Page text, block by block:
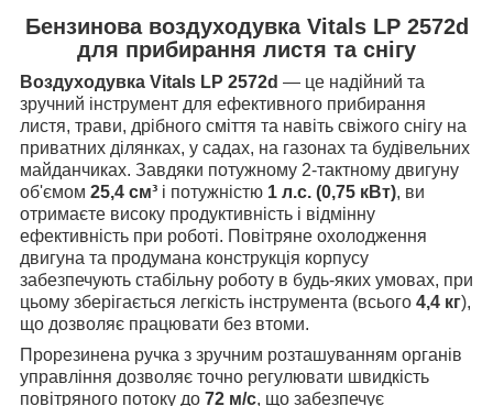
Бензинова воздуходувка Vitals LP 2572d
для прибирання листя та снігу
Воздуходувка Vitals LP 2572d — це надійний та
зручний інструмент для ефективного прибирання
листя, трави, дрібного сміття та навіть свіжого снігу на
приватних ділянках, у садах, на газонах та будівельних
майданчиках. Завдяки потужному 2-тактному двигуну
об'ємом 25,4 см³ і потужністю 1 л.с. (0,75 кВт), ви
отримаєте високу продуктивність і відмінну
ефективність при роботі. Повітряне охолодження
двигуна та продумана конструкція корпусу
забезпечують стабільну роботу в будь-яких умовах, при
цьому зберігається легкість інструмента (всього 4,4 кг),
що дозволяє працювати без втоми.
Прорезинена ручка з зручним розташуванням органів
управління дозволяє точно регулювати швидкість
повітряного потоку до 72 м/с, що забезпечує